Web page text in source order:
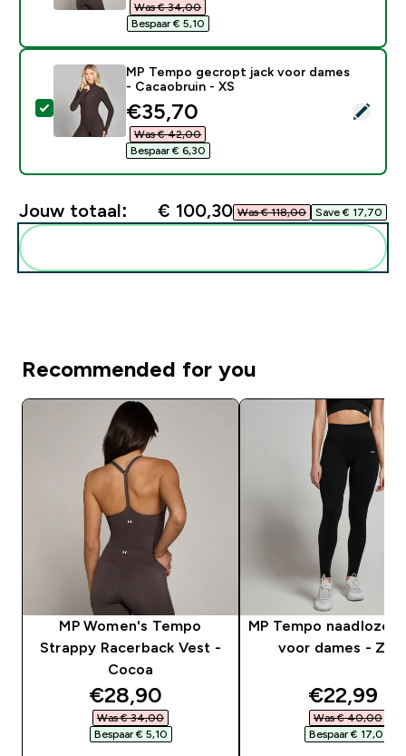
Was € 34,00‎
Bespaar € 5,10‎
Selecteer dit product - MP Tempo gecropt jack voor
MP Tempo gecropt jack voor dames
- Cacaobruin - XS
discounted price
€35,70‎
Was € 42,00‎
Bespaar € 6,30‎
Jouw totaal: € 100,30‎ Was € 118,00‎ Save € 17,70‎
Recommended for you
MP Women's Tempo
Strappy Racerback Vest -
Cocoa
discounted price
€28,90‎
Was € 34,00‎
Bespaar € 5,10‎
MP Tempo naadloze
voor dames -
€22,99‎
Was € 40,00‎
Bespaar € 17,01‎